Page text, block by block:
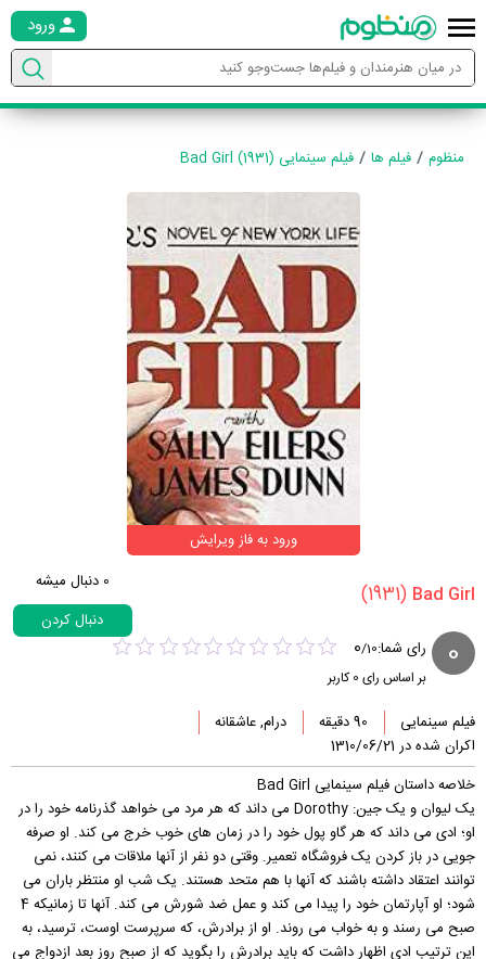
ورود
منظوم فیلم ها فیلم سینمایی Bad Girl (1931)
ورود به فاز ویرایش
(1931)
0 دنبال میشه
دنبال کردن
0 رای شما: 0/10
بر اساس رای 0کاربر
فیلم سینمایی 90 دقیقه
درام, عاشقانه
اکران شده در 1310/06/21
خلاصه داستان فیلم سینمایی Bad Girl
یک لیوان و یک جین: Dorothy می داند که هر مرد می خواهد گذرنامه خود را در
او؛ ادی می داند که هر گاو پول خود را در زمان های خوب خرج می کند. او صرفه
جویی در باز کردن یک فروشگاه تعمیر. وقتی دو نفر از آنها ملاقات می کنند، نمی
توانند اعتقاد داشته باشند که آنها با هم متحد هستند. یک شب او منتظر باران می
شود؛ او آپارتمان خود را پیدا می کند و عمل ضد شورش می کند. آنها تا زمانیکه 4
صبح می رسند و به خواب می روند. او از برادرش، که سرپرست اوست، ترسید، به
این ترتیب ادی اظهار داشت که باید برادرش را بگوید که از صبح روز بعد ازدواج می